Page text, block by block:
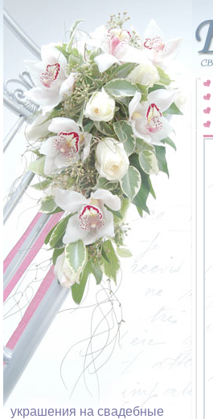
украшения на свадебные